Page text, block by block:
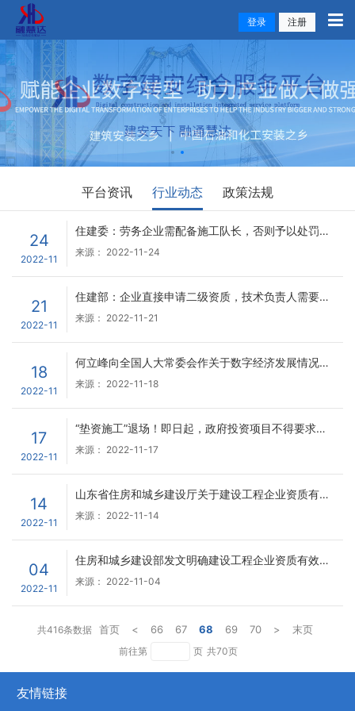
登录 注册
平台资讯 行业动态 政策法规
24
2022-11
住建委：劳务企业需配备施工队长，否则予以处罚！今日起“施工队长管理”模块正式上线运行
来源： 2022-11-24
21
2022-11
住建部：企业直接申请二级资质，技术负责人需要业绩！
来源： 2022-11-21
18
2022-11
何立峰向全国人大常委会作关于数字经济发展情况的报告
来源： 2022-11-18
17
2022-11
“垫资施工”退场！即日起，政府投资项目不得要求施工单位垫资建设！
来源： 2022-11-17
14
2022-11
山东省住房和城乡建设厅关于建设工程企业资质有关事宜的通知
来源： 2022-11-14
04
2022-11
住房和城乡建设部发文明确建设工程企业资质有效期统一延至明年12月31日
来源： 2022-11-04
共416条数据 首页 < 66 67 68 69 70 > 末页
前往第 页 共70页
友情链接